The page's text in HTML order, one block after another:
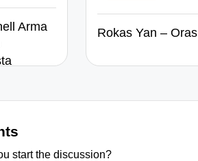
Arma
Rokas Yan – Oras
start the discussion?